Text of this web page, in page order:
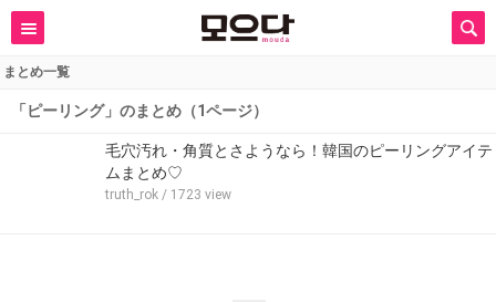
まとめ一覧
「ピーリング」のまとめ（1ページ）
毛穴汚れ・角質とさようなら！韓国のピーリングアイテ
ムまとめ♡
truth_rok / 1723 view